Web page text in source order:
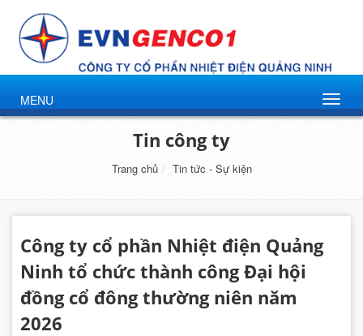
MENU
Tin công ty
Trang chủ Tin tức - Sự kiện
Công ty cổ phần Nhiệt điện Quảng
Ninh tổ chức thành công Đại hội
đồng cổ đông thường niên năm
2026